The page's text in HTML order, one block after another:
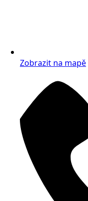
Zobrazit na mapě